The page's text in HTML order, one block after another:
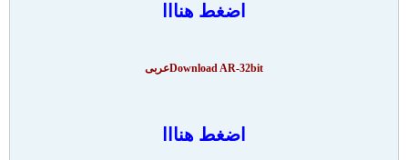
اضغط هنااا
Download AR-32bitعربى
اضغط هنااا